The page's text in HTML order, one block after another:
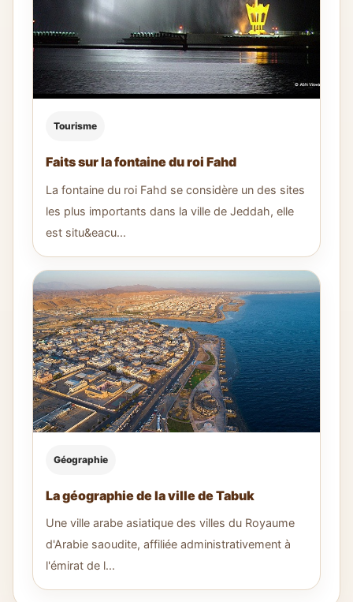
Tourisme
Faits sur la fontaine du roi Fahd
La fontaine du roi Fahd se considère un des sites
les plus importants dans la ville de Jeddah, elle
est situ&eacu...
Géographie
La géographie de la ville de Tabuk
Une ville arabe asiatique des villes du Royaume
d'Arabie saoudite, affiliée administrativement à
l'émirat de l...